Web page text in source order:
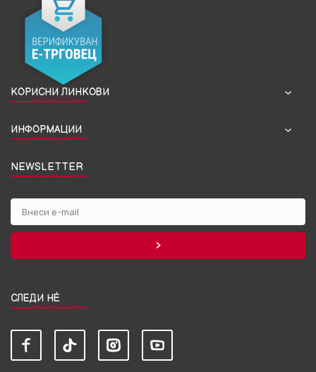
КОРИСНИ ЛИНКОВИ
ИНФОРМАЦИИ
NEWSLETTER
СЛЕДИ НЀ